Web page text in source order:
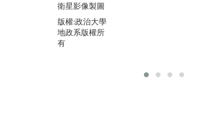
衛星影像製圖
版權:政治大學
地政系版權所
有